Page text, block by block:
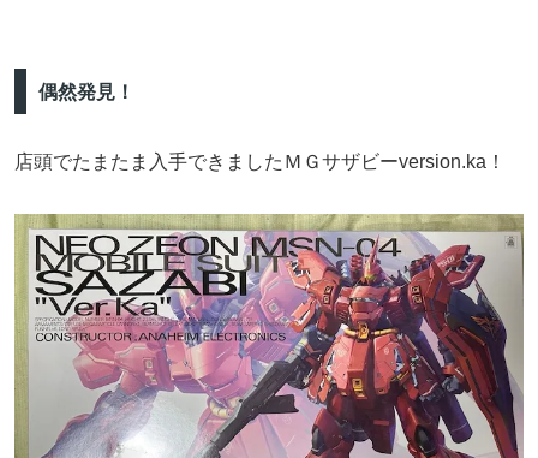
偶然発見！
店頭でたまたま入手できましたＭＧサザビーversion.ka！